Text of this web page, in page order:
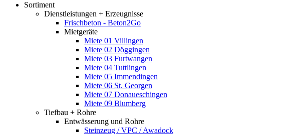
Sortiment
Dienstleistungen + Erzeugnisse
Frischbeton - Beton2Go
Mietgeräte
Miete 01 Villingen
Miete 02 Döggingen
Miete 03 Furtwangen
Miete 04 Tuttlingen
Miete 05 Immendingen
Miete 06 St. Georgen
Miete 07 Donaueschingen
Miete 09 Blumberg
Tiefbau + Rohre
Entwässerung und Rohre
Steinzeug / VPC / Awadock